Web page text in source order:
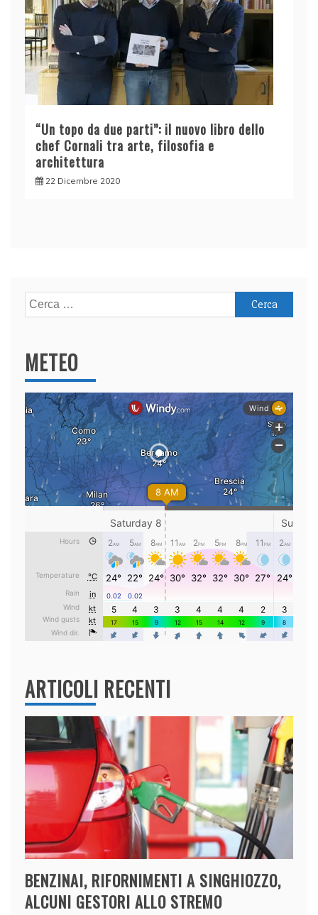
“Un topo da due parti”: il nuovo libro dello
chef Cornali tra arte, filosofia e
architettura
22 Dicembre 2020
Ricerca
per:
METEO
ARTICOLI RECENTI
BENZINAI, RIFORNIMENTI A SINGHIOZZO,
ALCUNI GESTORI ALLO STREMO